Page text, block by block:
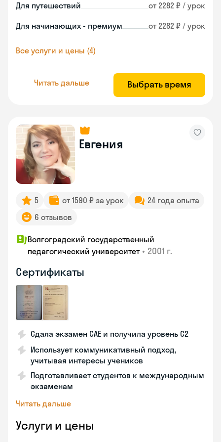
Для путешествий от 2282 ₽ / урок
Для начинающих - премиум от 2282 ₽ / урок
Все услуги и цены (4)
Читать дальше Выбрать время
Евгения
5 от 1590 ₽ за урок
24 года опыта
6 отзывов
Волгоградский государственный
педагогический университет • 2001 г.
Сертификаты
Сдала экзамен CAE и получила уровень С2
Использует коммуникативный подход,
учитывая интересы учеников
Подготавливает студентов к международным
экзаменам
Читать дальше
Услуги и цены